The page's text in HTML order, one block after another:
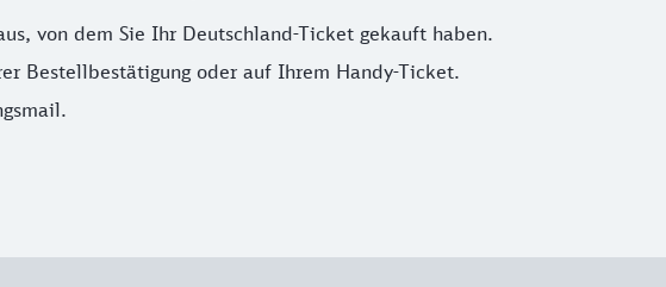
von dem Sie Ihr Deutschland-Ticket gekauft haben.
Bestellbestätigung oder auf Ihrem Handy-Ticket.